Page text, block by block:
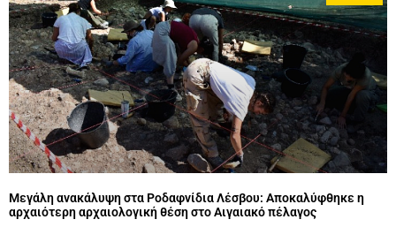
Μεγάλη ανακάλυψη στα Ροδαφνίδια Λέσβου: Αποκαλύφθηκε η
αρχαιότερη αρχαιολογική θέση στο Αιγαιακό πέλαγος